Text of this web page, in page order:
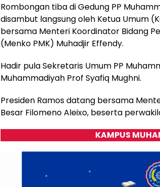
Rombongan tiba di Gedung PP
disambut langsung oleh Ketua Umum
bersama Menteri Koordinator Bidang
(Menko PMK) Muhadjir Effendy.
Hadir pula Sekretaris Umum PP
Muhammadiyah Prof Syafiq Mughni.
Presiden Ramos datang bersama
Besar Filomeno Aleixo, beserta
KAMPUS